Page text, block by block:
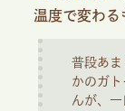
温度で変わる
普段あま
かのガ
んが、